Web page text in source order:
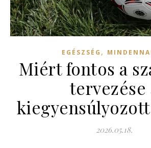
EGÉSZSÉG ,
Miért fontos a
tervezése
2026.05.18.